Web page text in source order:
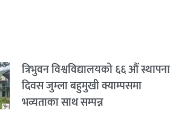
त्रिभुवन विश्वविद्यालयको ६६ औं स्थापना
दिवस जुम्ला बहुमुखी क्याम्पसमा
भव्यताका साथ सम्पन्न